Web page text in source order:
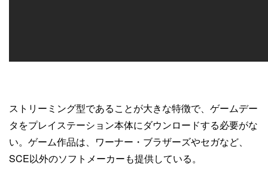
ストリーミング型であることが大きな特徴で、ゲームデー
タをプレイステーション本体にダウンロードする必要がな
い。ゲーム作品は、ワーナー・ブラザーズやセガなど、
SCE以外のソフトメーカーも提供している。